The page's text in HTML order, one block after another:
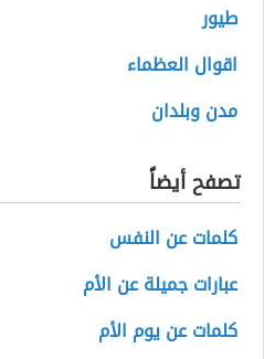
طيور
اقوال العظماء
مدن وبلدان
تصفح أيضاً
كلمات عن النفس
عبارات جميلة عن الأم
كلمات عن يوم الأم